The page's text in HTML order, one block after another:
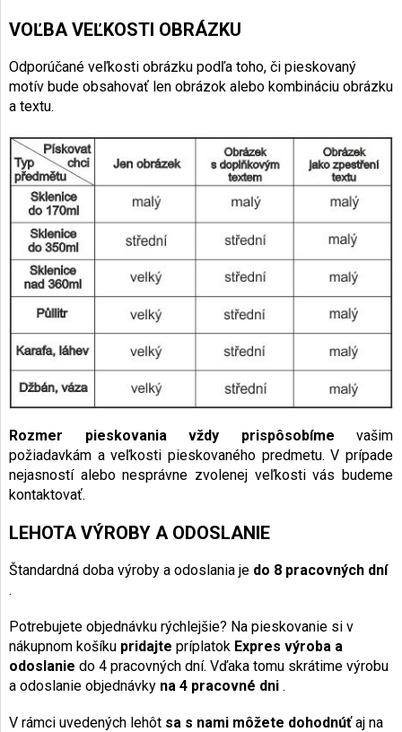
VOĽBA VEĽKOSTI OBRÁZKU
Odporúčané veľkosti obrázku podľa toho, či pieskovaný
motív bude obsahovať len obrázok alebo kombináciu obrázku
a textu.
Rozmer pieskovania vždy prispôsobíme vašim
požiadavkám a veľkosti pieskovaného predmetu. V prípade
nejasností alebo nesprávne zvolenej veľkosti vás budeme
kontaktovať.
LEHOTA VÝROBY A ODOSLANIE
Štandardná doba výroby a odoslania je do 8 pracovných dní
.
Potrebujete objednávku rýchlejšie? Na pieskovanie si v
nákupnom košíku pridajte príplatok Expres výroba a
odoslanie do 4 pracovných dní. Vďaka tomu skrátime výrobu
a odoslanie objednávky na 4 pracovné dni .
V rámci uvedených lehôt sa s nami môžete dohodnúťaj na